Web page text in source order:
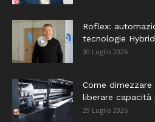
Roflex:
tecnologie
30 Luglio 2026
Come
liberare capacità
29 Luglio 2026